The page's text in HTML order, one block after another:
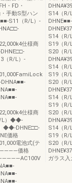
・FD・
手動S型ハン
S11（R/L）-
仕様商
（R/L）-
仕様商
L）◆◆-
◆◆-DHNE□□-
価格
電池式(テ
価格
S14（R/
S14（
S19（
S20（
S14（
S19（
S20（
S14（
S19（
S20（
S14（
S19（
S20（
ガラス